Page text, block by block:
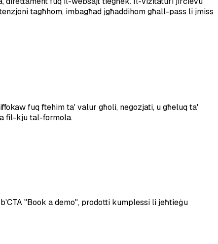
tagħhom, imbagħad jgħaddihom għall-pass li jmiss
fuq ftehim ta' valur għoli, negozjati, u għeluq ta'
fil-kju tal-formola.
"Book a demo", prodotti kumplessi li jeħtieġu